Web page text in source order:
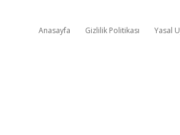
Anasayfa Gizlilik Politikası Yasal